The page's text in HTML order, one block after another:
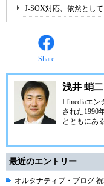
J-SOX対応、依然とし
Share
浅井 蛸二
ITmediaエン
された1990
とともにある
最近のエントリー
オルタナティブ・ブログ 祝